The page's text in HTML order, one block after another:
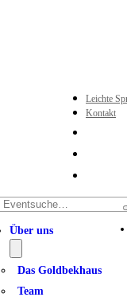
Leichte
Kontakt
Über uns
Das Goldbekhaus
Team